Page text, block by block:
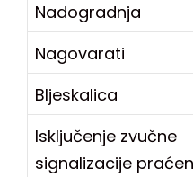
Nadogradnja
Nagovarati
Bljeskalica
Isključenje zvučne
signalizacije